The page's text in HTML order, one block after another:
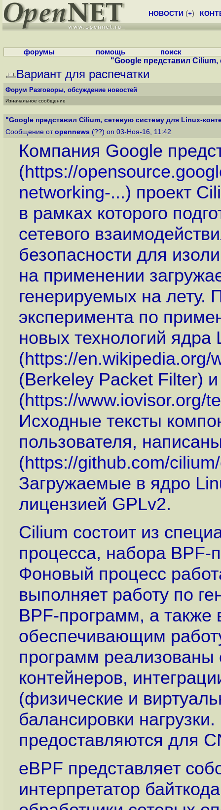
НОВОСТИ (+)
форумы помощь поиск
"Google представил
Вариант для распечатки
Форум Разговоры, обсуждение новостей
Изначальное сообщение
"Google представил Cilium, сетевую систему для Linux-
Сообщение от opennews (??) on 03-Ноя-16, 11:42
Компания Google
(https://
networking-...) проект
в рамках которого
сетевого
безопасности для
на применении
генерируемых на лету.
эксперимента по
новых технологий ядра
(https://en.wikipedia.org/
(Berkeley Packet Filter)
(https://www.iovisor.org/
Исходные тексты
пользователя,
(https://github.com/
Загружаемые в ядро
лицензией GPLv2.
Cilium состоит из
процесса, набора BPF-
Фоновый процесс
выполняет работу по
BPF-программ, а также
обеспечивающим
программ реализованы
контейнеров,
(физические и
балансировки
предоставляются для
eBPF представляет
интерпретатор